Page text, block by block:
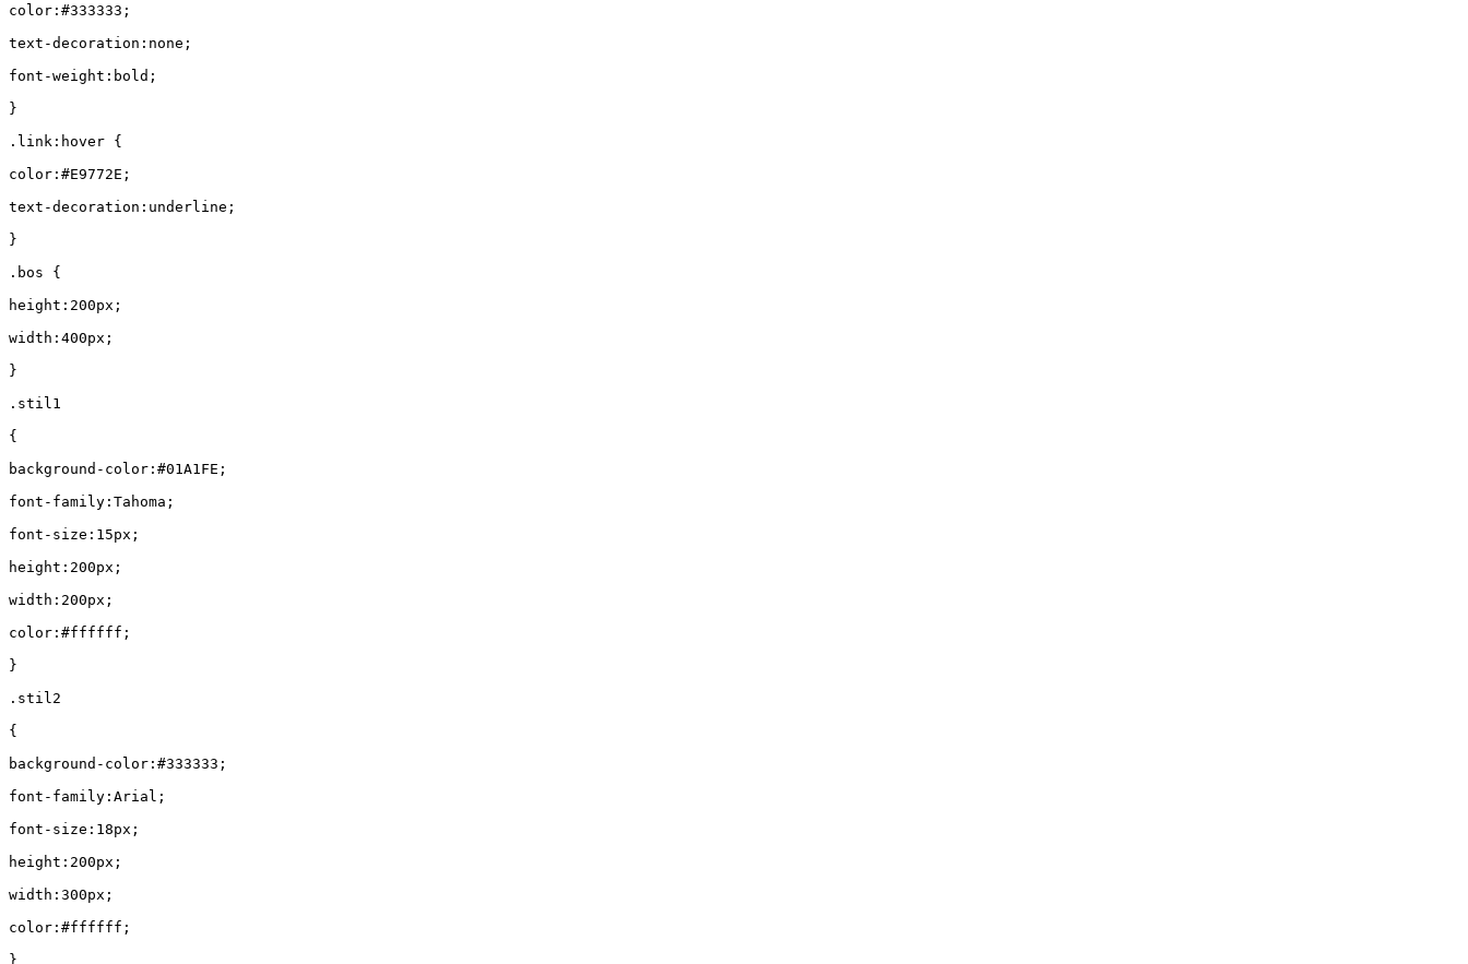
color:#333333;
text-decoration:none;
font-weight:bold;
}
.link:hover {
color:#E9772E;
text-decoration:underline;
}
.bos {
height:200px;
width:400px;
}
.stil1
{
background-color:#01A1FE;
font-family:Tahoma;
font-size:15px;
height:200px;
width:200px;
color:#ffffff;
}
.stil2
{
background-color:#333333;
font-family:Arial;
font-size:18px;
height:200px;
width:300px;
color:#ffffff;
}